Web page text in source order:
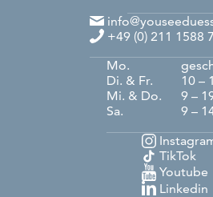
+49 (0) 211 1588
Mo.
Di. & Fr.
10 –
Mi. & Do.
9 –
Sa.
9 –
TikTok
Youtube
Linkedin